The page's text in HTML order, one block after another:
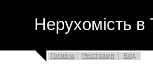
Нерухомість в
Головна Реєстрація Вхід